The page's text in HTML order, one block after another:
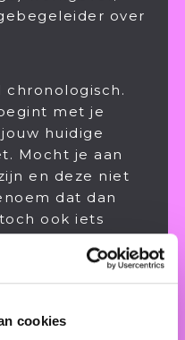
cookies
over
chronologisch.
met je
huidige
Mocht je aan
en deze niet
dat dan
ook iets